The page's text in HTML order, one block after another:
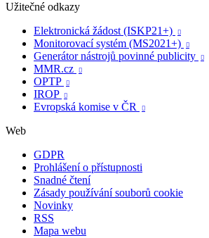
Užitečné odkazy
Elektronická žádost (ISKP21+)

Monitorovací systém (MS2021+) 
Generátor nástrojů povinné publicity 
MMR.cz 
OPTP 
IROP 
Evropská komise v ČR 
Web
GDPR
Prohlášení o přístupnosti
Snadné čtení
Zásady používání souborů cookie
Novinky
RSS
Mapa webu